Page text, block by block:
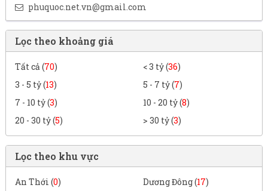
phuquoc.net.vn@gmail.com
Lọc theo khoảng giá
Tất cả (70) < 3 tỷ (36)
3 - 5 tỷ (13) 5 - 7 tỷ (7)
7 - 10 tỷ (3) 10 - 20 tỷ (8)
20 - 30 tỷ (5) > 30 tỷ (3)
Lọc theo khu vực
An Thới (0) Dương Đông (17)